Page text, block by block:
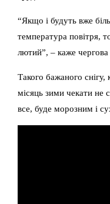
“Якщо і будуть вже
температура повітря,
лютий”, – каже
Такого бажаного
місяць зими чекати не
все, буде морозним і